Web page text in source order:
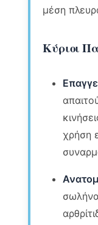
μέση
Κύριοι
χρήση